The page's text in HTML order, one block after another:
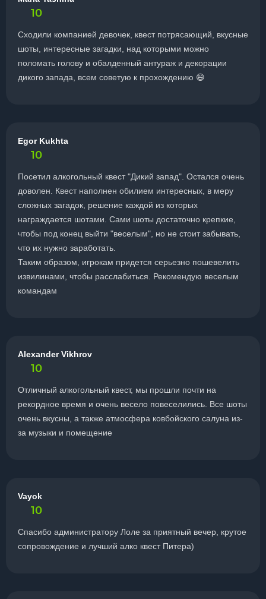
10
Сходили компанией девочек, квест потрясающий, вкусные
шоты, интересные загадки, над которыми можно
поломать голову и обалденный антураж и декорации
дикого запада, всем советую к прохождению 😄
Egor Kukhta
10
Посетил алкогольный квест "Дикий запад". Остался очень
доволен. Квест наполнен обилием интересных, в меру
сложных загадок, решение каждой из которых
награждается шотами. Сами шоты достаточно крепкие,
чтобы под конец выйти "веселым", но не стоит забывать,
что их нужно заработать.
Таким образом, игрокам придется серьезно пошевелить
извилинами, чтобы расслабиться. Рекомендую веселым
командам
Alexander Vikhrov
10
Отличный алкогольный квест, мы прошли почти на
рекордное время и очень весело повеселились. Все шоты
очень вкусны, а также атмосфера ковбойского салуна из-
за музыки и помещение
Vayok
10
Спасибо администратору Лоле за приятный вечер, крутое
сопровождение и лучший алко квест Питера)